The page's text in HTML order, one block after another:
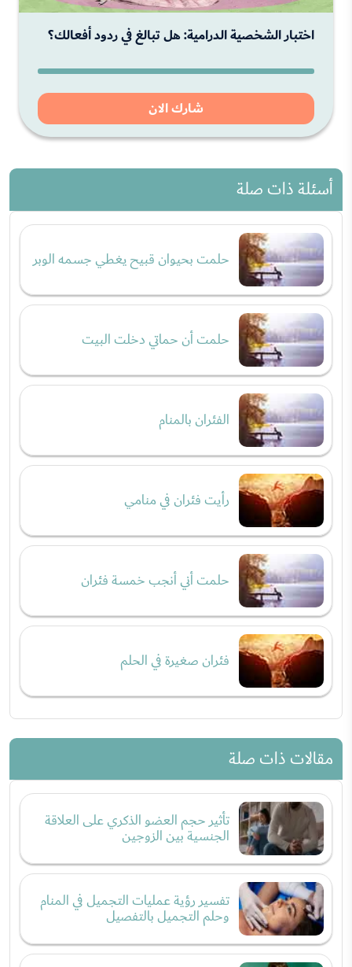
اختبار الشخصية الدرامية: هل تبالغ في ردود أفعالك؟
شارك الان
أسئلة ذات صلة
حلمت بحيوان قبيح يغطي جسمه الوبر
حلمت أن حماتي دخلت البيت
الفئران بالمنام
رأيت فئران في منامي
حلمت أني أنجب خمسة فئران
فئران صغيرة في الحلم
مقالات ذات صلة
تأثير حجم العضو الذكري على العلاقة
الجنسية بين الزوجين
تفسير رؤية عمليات التجميل في المنام
وحلم التجميل بالتفصيل